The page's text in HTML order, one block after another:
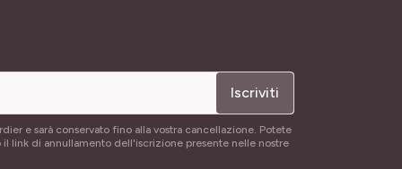
Iscriviti
e sarà conservato fino alla vostra cancellazione. Potete
link di annullamento dell'iscrizione presente nelle nostre